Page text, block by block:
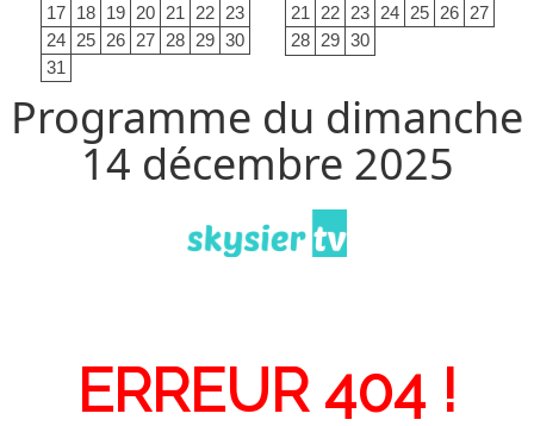
17 18 19 20 21 22 23
24 25 26 27 28 29 30
31
21
22 23 24 25 26 27
28 29 30
Programme du dimanche
14 décembre 2025